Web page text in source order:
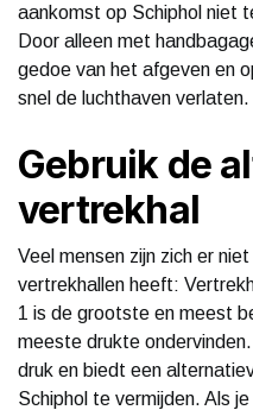
aankomst op Schiphol niet
Door alleen met
gedoe van het afgeven en
snel de luchthaven verlaten.
Gebruik de
vertrekhal
Veel mensen zijn zich er
vertrekhallen heeft:
1 is de grootste en meest
meeste drukte
druk en biedt een
Schiphol te vermijden. Als